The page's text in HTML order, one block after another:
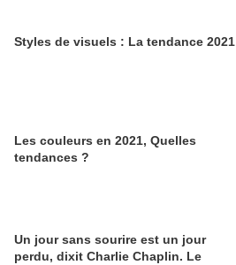
Styles de visuels : La tendance 2021
Les couleurs en 2021, Quelles
tendances ?
Un jour sans sourire est un jour
perdu, dixit Charlie Chaplin. Le